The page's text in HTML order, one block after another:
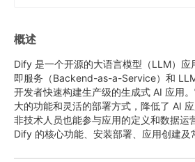
概述
Dify 是一个开源的大语言模型（LLM）应
即服务（Backend-as-a-Service）和
开发者快速构建生产级的生成式 AI 应用
大的功能和灵活的部署方式，降低了 AI
非技术人员也能参与应用的定义和数据运
Dify 的核心功能、安装部署、应用创建及